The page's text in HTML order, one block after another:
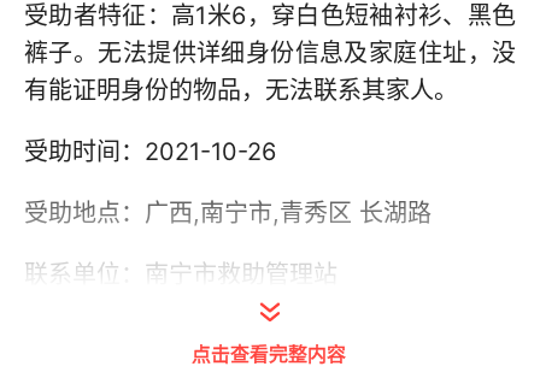
受助者特征：高1米6，穿白色短袖衬衫、黑色
裤子。无法提供详细身份信息及家庭住址，没
有能证明身份的物品，无法联系其家人。
受助时间：2021-10-26
受助地点：广西,南宁市,青秀区 长湖路
联系单位：南宁市救助管理站
联系电话：0771-5615277，0771-2875460
点击查看完整内容